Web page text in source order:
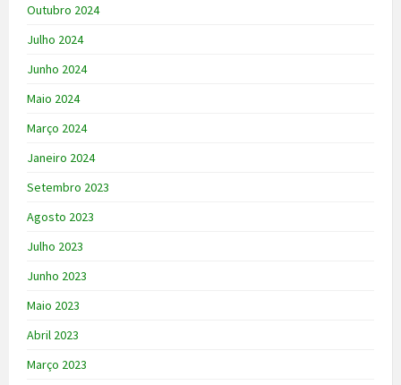
Outubro 2024
Julho 2024
Junho 2024
Maio 2024
Março 2024
Janeiro 2024
Setembro 2023
Agosto 2023
Julho 2023
Junho 2023
Maio 2023
Abril 2023
Março 2023